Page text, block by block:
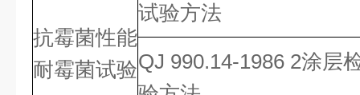
抗霉菌性能
耐霉菌试验
试验方法
QJ 990.14-1986 2涂层